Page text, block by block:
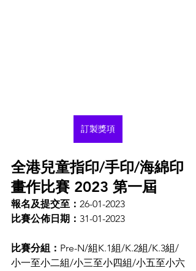
訂製獎項
全港兒童指印/手印/海綿印
畫作比賽 2023 第一屆
報名及提交至： 26-01-2023
比賽公佈日期： 31-01-2023
比賽分組： Pre-N/組K.1組/K.2組/K.3組/
小一至小二組/小三至小四組/小五至小六